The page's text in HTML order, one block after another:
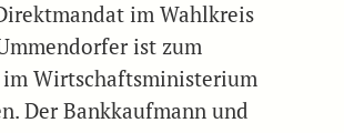
im Wahlkreis
ist zum
im Wirtschaftsministerium
Der Bankkaufmann und